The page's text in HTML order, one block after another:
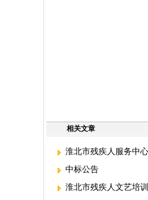
相关文章
淮北市残疾人服务中
中标公告
淮北市残疾人文艺培